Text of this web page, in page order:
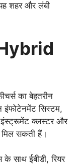
शहर और लंबी
का बेहतरीन
इंफोटेनमेंट सिस्टम,
इंस्ट्रूमेंट क्लस्टर और
सकती हैं।
साथ ईबीडी, रियर